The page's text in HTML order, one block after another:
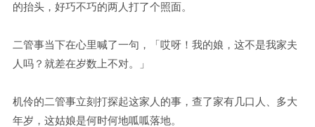
的抬头，好巧不巧的两人打了个照面。
二管事当下在心里喊了一句，「哎呀！我的娘，这不是我家夫
人吗？就差在岁数上不对。」
机伶的二管事立刻打探起这家人的事，查了家有几口人、多大
年岁，这姑娘是何时何地呱呱落地。